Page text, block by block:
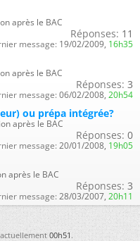
après le BAC
Réponses: 11
message: 19/02/2009, 16h35
après le BAC
Réponses: 3
message: 06/02/2008, 20h54
ou prépa intégrée?
après le BAC
Réponses: 0
message: 20/01/2008, 19h05
après le BAC
Réponses: 3
message: 28/03/2007, 20h11
actuellement00h51.